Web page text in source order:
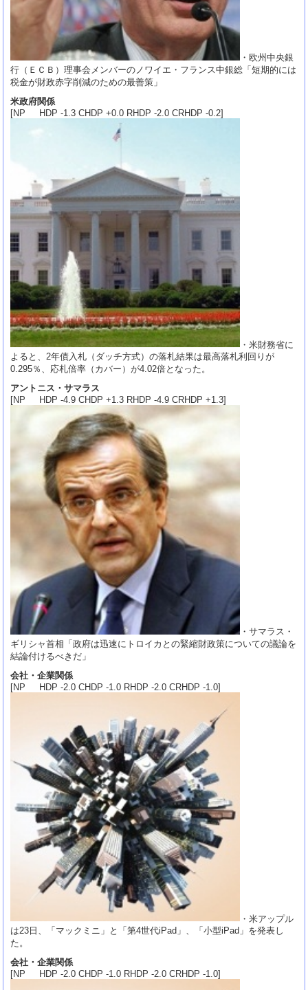
・欧州中央銀
行（ＥＣＢ）理事会メンバーのノワイエ・フランス中銀総「短期的には
税金が財政赤字削減のための最善策」
米政府関係
[NP HDP -1.3 CHDP +0.0 RHDP -2.0 CRHDP -0.2]
・米財務省に
よると、2年債入札（ダッチ方式）の落札結果は最高落札利回りが
0.295％、応札倍率（カバー）が4.02倍となった。
アントニス・サマラス
[NP HDP -4.9 CHDP +1.3 RHDP -4.9 CRHDP +1.3]
・サマラス・
ギリシャ首相「政府は迅速にトロイカとの緊縮財政策についての議論を
結論付けるべきだ」
会社・企業関係
[NP HDP -2.0 CHDP -1.0 RHDP -2.0 CRHDP -1.0]
・米アップル
は23日、「マックミニ」と「第4世代iPad」、「小型iPad」を発表し
た。
会社・企業関係
[NP HDP -2.0 CHDP -1.0 RHDP -2.0 CRHDP -1.0]